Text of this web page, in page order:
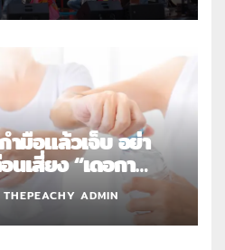
มือแล้วเจ็บ อย่า
นเสี่ยง “เดอกา
เอ็นอักเสบจากการ
THEPEACHY ADMIN